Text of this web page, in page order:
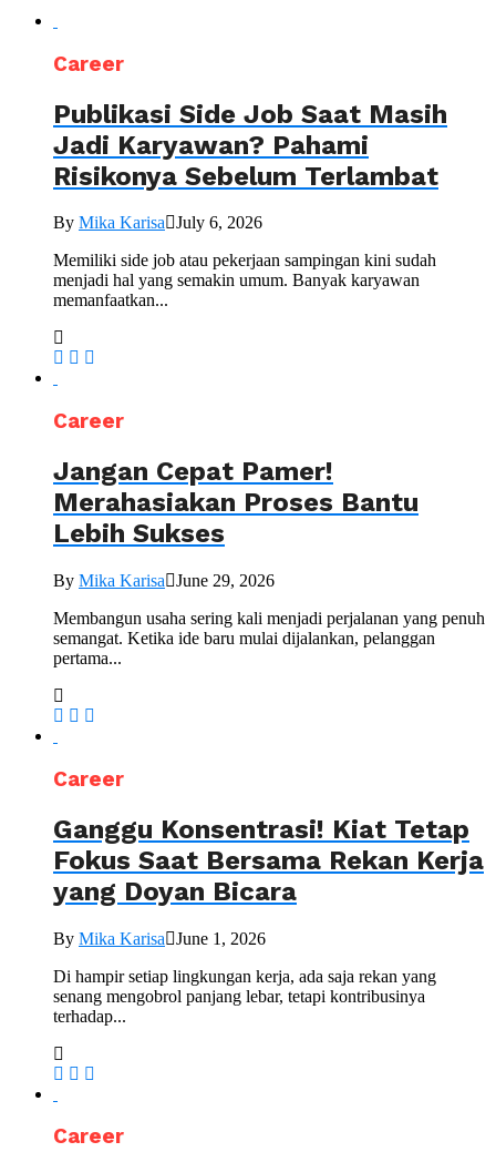
Career
Publikasi Side Job Saat Masih
Jadi Karyawan? Pahami
Risikonya Sebelum Terlambat
By Mika Karisa July 6, 2026
Memiliki side job atau pekerjaan sampingan kini sudah
menjadi hal yang semakin umum. Banyak karyawan
memanfaatkan...
Career
Jangan Cepat Pamer!
Merahasiakan Proses Bantu
Lebih Sukses
By Mika Karisa
June 29, 2026
Membangun usaha sering kali menjadi perjalanan yang penuh
semangat. Ketika ide baru mulai dijalankan, pelanggan
pertama...
Career
Ganggu Konsentrasi! Kiat Tetap
Fokus Saat Bersama Rekan Kerja
yang Doyan Bicara
By Mika Karisa
June 1, 2026
Di hampir setiap lingkungan kerja, ada saja rekan yang
senang mengobrol panjang lebar, tetapi kontribusinya
terhadap...
Career